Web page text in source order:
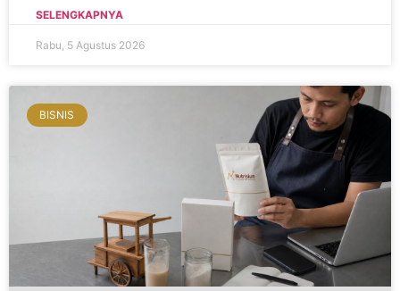
SELENGKAPNYA
Rabu, 5 Agustus 2026
BISNIS